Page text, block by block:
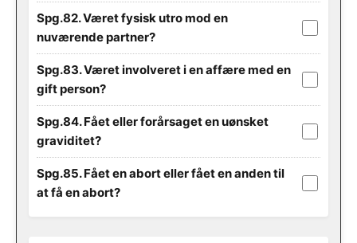
Spg.82. Været fysisk utro mod en
nuværende partner?
Spg.83. Været involveret i en affære med en
gift person?
Spg.84. Fået eller forårsaget en uønsket
graviditet?
Spg.85. Fået en abort eller fået en anden til
at få en abort?